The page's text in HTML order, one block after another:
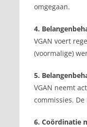
omgegaan.
4.
VGAN voert
(voormalige)
5.
VGAN neemt
commissies.
6. Coördinatie